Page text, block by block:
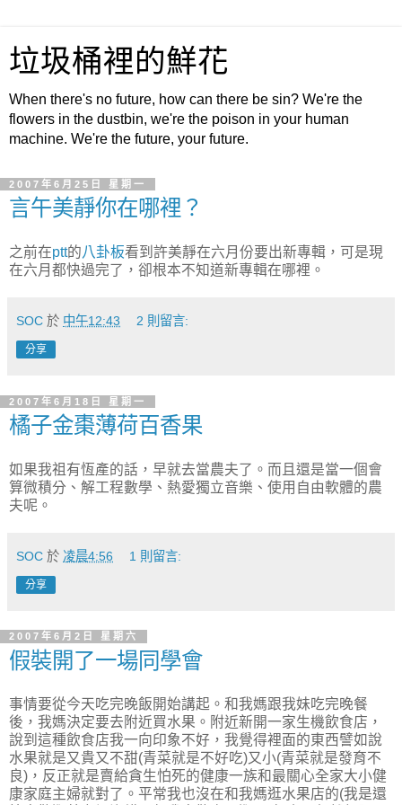
垃圾桶裡的鮮花
When there's no future, how can there be sin? We're the
flowers in the dustbin, we're the poison in your human
machine. We're the future, your future.
2007年6月25日 星期一
言午美靜你在哪裡？
之前在ptt的八卦板看到許美靜在六月份要出新專輯，可是現
在六月都快過完了，卻根本不知道新專輯在哪裡。
SOC 於 中午12:43 2 則留言:
分享
2007年6月18日 星期一
橘子金棗薄荷百香果
如果我祖有恆產的話，早就去當農夫了。而且還是當一個會
算微積分、解工程數學、熱愛獨立音樂、使用自由軟體的農
夫呢。
SOC 於 凌晨4:56 1 則留言:
分享
2007年6月2日 星期六
假裝開了一場同學會
事情要從今天吃完晚飯開始講起。和我媽跟我妹吃完晚餐
後，我媽決定要去附近買水果。附近新開一家生機飲食店，
說到這種飲食店我一向印象不好，我覺得裡面的東西譬如說
水果就是又貴又不甜(青菜就是不好吃)又小(青菜就是發育不
良)，反正就是賣給貪生怕死的健康一族和最關心全家大小健
康家庭主婦就對了。平常我也沒在和我媽逛水果店的(我是還